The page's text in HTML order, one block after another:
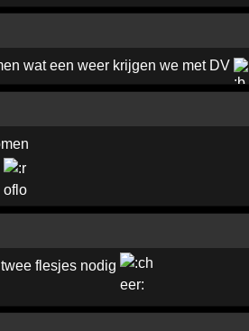
wat een weer krijgen we met DV
flesjes nodig